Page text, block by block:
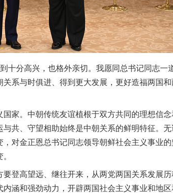
分高兴，也格外亲切。我愿同总书记同志一
系与时俱进、得到更大发展，更好造福两国
。中朝传统友谊植根于双方共同的理想信念
共、守望相助始终是中朝关系的鲜明特征。
对金正恩总书记同志领导朝鲜社会主义事业
高望远、继往开来，从两党两国关系发展历
涵和强劲动力，开辟两国社会主义事业和地